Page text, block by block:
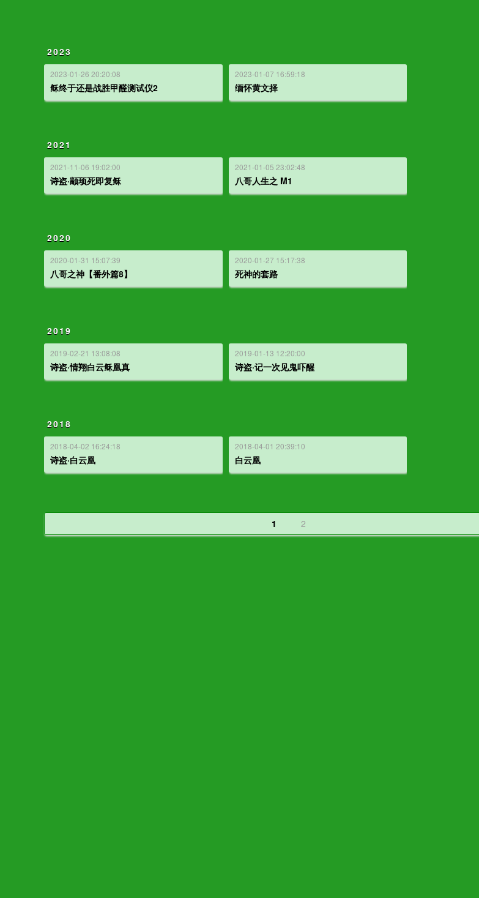
2023
2023-01-26 20:20:08
稣终于还是战胜甲醛测试仪2
2023-01-07 16:59:18
缅怀黄文择
2021
2021-11-06 19:02:00
诗盗·颛顼死即复稣
2021-01-05 23:02:48
八哥人生之 M1
2020
2020-01-31 15:07:39
八哥之神【番外篇8】
2020-01-27 15:17:38
死神的套路
2019
2019-02-21 13:08:08
诗盗·情翔白云稣凰真
2019-01-13 12:20:00
诗盗·记一次见鬼吓醒
2018
2018-04-02 16:24:18
诗盗·白云凰
2018-04-01 20:39:10
白云凰
1 2